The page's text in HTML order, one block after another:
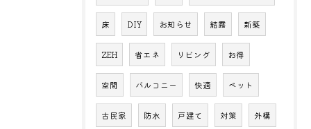
床 DIY お知らせ 結露 新築
ZEH 省エネ リビング お得
空間 バルコニー 快適 ペット
古民家 防水 戸建て 対策 外構